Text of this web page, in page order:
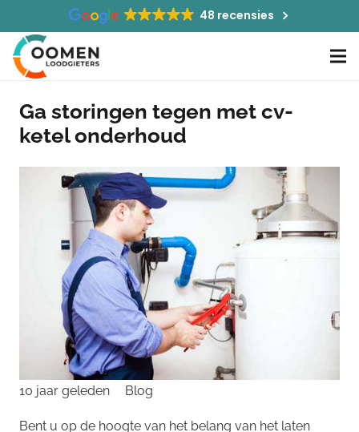
48 recensies
Ga storingen tegen met cv-
ketel onderhoud
10 jaar geleden Blog
Bent u op de hoogte van het belang van het laten